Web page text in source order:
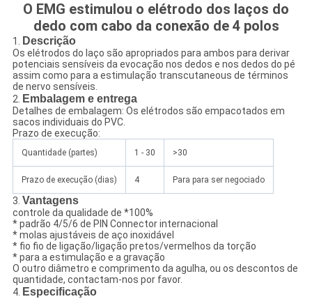
O EMG estimulou o elétrodo dos laços do
dedo com cabo da conexão de 4 polos
1. Descrição
Os elétrodos do laço são apropriados para ambos para derivar
potenciais sensíveis da evocação nos dedos e nos dedos do pé
assim como para a estimulação transcutaneous de términos
de nervo sensíveis.
2. Embalagem e entrega
Detalhes de embalagem: Os elétrodos são empacotados em
sacos individuais do PVC.
Prazo de execução:
Quantidade (partes) 1 - 30 >30
Prazo de execução (dias) 4 Para para ser negociado
3. Vantagens
controle da qualidade de *100%
* padrão 4/5/6 de PIN Connector internacional
* molas ajustáveis de aço inoxidável
* fio fio de ligação/ligação pretos/vermelhos da torção
* para a estimulação e a gravação
O outro diâmetro e comprimento da agulha, ou os descontos de
quantidade, contactam-nos por favor.
4. Especificação